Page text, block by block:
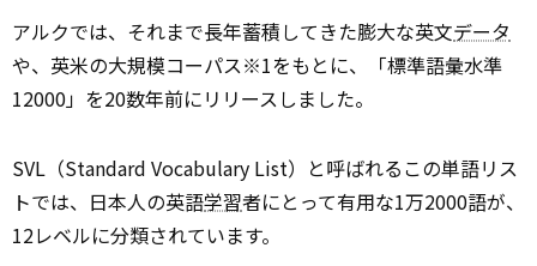
アルクでは、それまで長年蓄積してきた膨大な英文データ
や、英米の大規模コーパス※1をもとに、「標準語彙水準
12000」を20数年前にリリースしました。
SVL（Standard Vocabulary List）と呼ばれるこの単語リス
トでは、日本人の英語学習者にとって有用な1万2000語が、
12レベルに分類されています。